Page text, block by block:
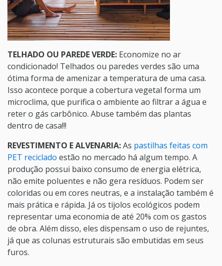
TELHADO OU PAREDE VERDE: Economize no ar
condicionado! Telhados ou paredes verdes são uma
ótima forma de amenizar a temperatura de uma casa.
Isso acontece porque a cobertura vegetal forma um
microclima, que purifica o ambiente ao filtrar a água e
reter o gás carbônico. Abuse também das plantas
dentro de casa!!!
REVESTIMENTO E ALVENARIA:As pastilhas feitas com
PET reciclado estão no mercado há algum tempo. A
produção possui baixo consumo de energia elétrica,
não emite poluentes e não gera resíduos. Podem ser
coloridas ou em cores neutras, e a instalação também é
mais prática e rápida. Já os tijolos ecológicos podem
representar uma economia de até 20% com os gastos
de obra. Além disso, eles dispensam o uso de rejuntes,
já que as colunas estruturais são embutidas em seus
furos.